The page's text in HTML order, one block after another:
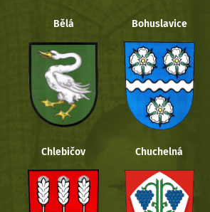
Bělá Bohuslavice
Chlebičov Chuchelná